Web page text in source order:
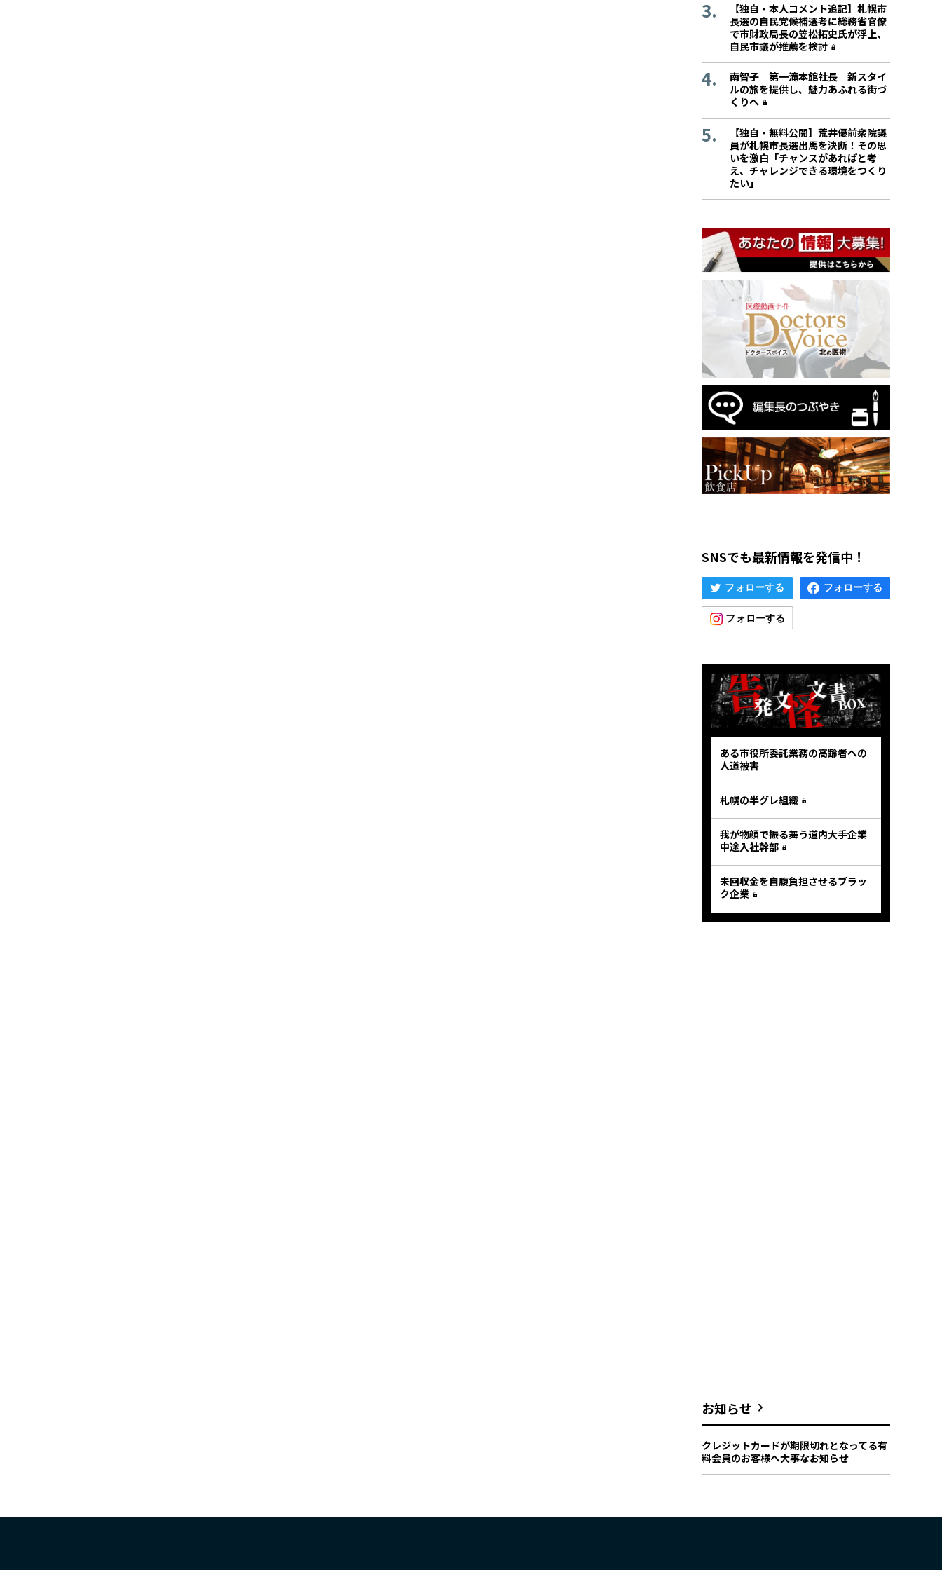
【独自・本人コメント追記】札幌市
長選の自民党候補選考に総務省官僚
で市財政局長の笠松拓史氏が浮上、
自民市議が推薦を検討
南智子 第一滝本館社長 新スタイ
ルの旅を提供し、魅力あふれる街づ
くりへ
【独自・無料公開】荒井優前衆院議
員が札幌市長選出馬を決断！その思
いを激白「チャンスがあればと考
え、チャレンジできる環境をつくり
たい」
SNSでも最新情報を発信中！
ある市役所委託業務の高齢者への
人道被害
札幌の半グレ組織
我が物顔で振る舞う道内大手企業
中途入社幹部
未回収金を自腹負担させるブラッ
ク企業
お知らせ
クレジットカードが期限切れとなってる有
料会員のお客様へ大事なお知らせ